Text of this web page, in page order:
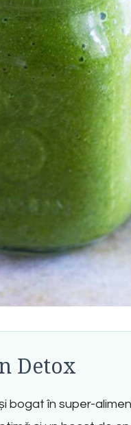
Detox
bogat în super-